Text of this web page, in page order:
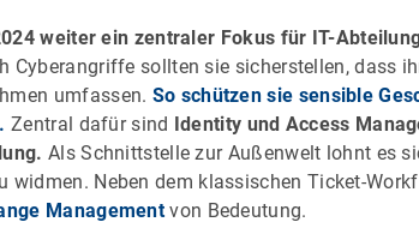
weiter ein zentraler Fokus für IT-
Cyberangriffe sollten sie sicherstellen, dass
umfassen. So schützen sie sensible
Zentral dafür sind Identity und Access
Als Schnittstelle zur Außenwelt lohnt es
widmen. Neben dem klassischen Ticket-
Managementvon Bedeutung.